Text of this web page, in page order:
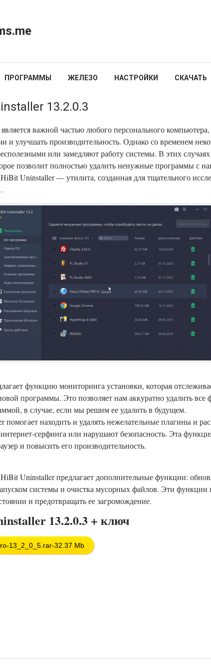
ПРОГРАММЫ ЖЕЛЕЗО НАСТРОЙКИ СКАЧАТЬ
13.2.0.3
важной частью любого персонального
и улучшать производительность. Однако со временем
или замедляют работу системы. В этих
позволит полностью удалить ненужные программы с
Uninstaller — утилита, созданная для тщательного
функцию мониторинга установки, которая
программы. Это позволяет нам аккуратно удалить все
в случае, если мы решим ее удалить в будущем.
находить и удалять нежелательные плагины и
серфинга или нарушают безопасность. Эта
и повысить его производительность.
Uninstaller предлагает дополнительные функции:
системы и очистка мусорных файлов. Эти
и предотвращать ее загромождение.
13.2.0.3 + ключ
13_2_0_5.rar-32.37 Mb